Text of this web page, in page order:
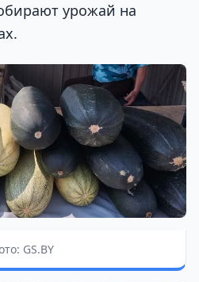
урожай на
GS.BY